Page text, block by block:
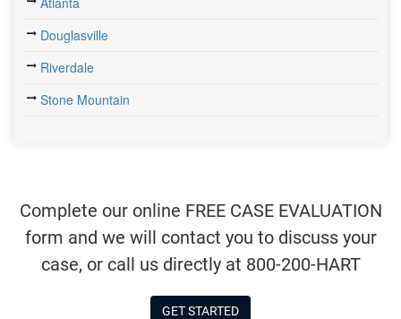
Douglasville
Riverdale
Stone Mountain
Complete our online FREE CASE EVALUATION
form and we will contact you to discuss your
case, or call us directly at 800-200-HART
GET STARTED